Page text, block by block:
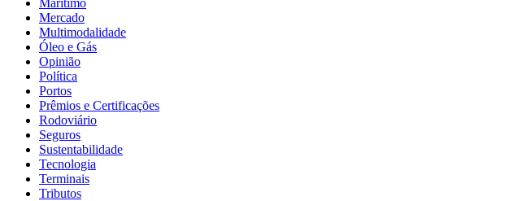
Marítimo
Mercado
Multimodalidade
Óleo e Gás
Opinião
Política
Portos
Prêmios e Certificações
Rodoviário
Seguros
Sustentabilidade
Tecnologia
Terminais
Tributos